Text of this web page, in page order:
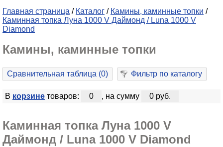
Главная страница / Каталог / Камины, каминные топки /
Каминная топка Луна 1000 V Даймонд / Luna 1000 V
Diamond
Камины, каминные топки
Сравнительная таблица (0) Фильтр по каталогу
В корзинетоваров: 0 , на сумму 0 руб.
Каминная топка Луна 1000 V
Даймонд / Luna 1000 V Diamond